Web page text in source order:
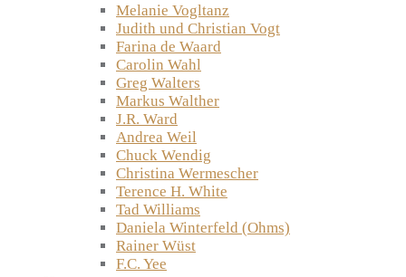
Melanie Vogltanz
Judith und Christian Vogt
Farina de Waard
Carolin Wahl
Greg Walters
Markus Walther
J.R. Ward
Andrea Weil
Chuck Wendig
Christina Wermescher
Terence H. White
Tad Williams
Daniela Winterfeld (Ohms)
Rainer Wüst
F.C. Yee